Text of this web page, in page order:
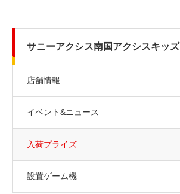
サニーアクシス南国アクシスキッズ
店舗情報
イベント&ニュース
入荷プライズ
設置ゲーム機